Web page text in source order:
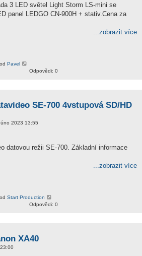
3 LED světel Light Storm LS-mini se
panel LEDGO CN-900H + stativ.Cena za
...zobrazit více
Pavel
Odpovědi: 0
SE-700 4vstupová SD/HD
2023 13:55
datovou režii SE-700. Základní informace
...zobrazit více
Start Production
Odpovědi: 0
XA40